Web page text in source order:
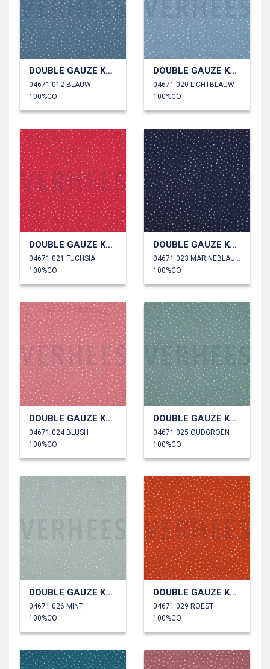
DOUBLE GAUZE KLEINE STIPPEN
04671.012 BLAUW
100%CO
DOUBLE GAUZE KLEINE STIPPEN
04671.020 LICHTBLAUW
100%CO
DOUBLE GAUZE KLEINE STIPPEN
04671.021 FUCHSIA
100%CO
DOUBLE GAUZE KLEINE STIPPEN
04671.023 MARINEBLAUW
100%CO
DOUBLE GAUZE KLEINE STIPPEN
04671.024 BLUSH
100%CO
DOUBLE GAUZE KLEINE STIPPEN
04671.025 OUDGROEN
100%CO
DOUBLE GAUZE KLEINE STIPPEN
04671.026 MINT
100%CO
DOUBLE GAUZE KLEINE STIPPEN
04671.029 ROEST
100%CO